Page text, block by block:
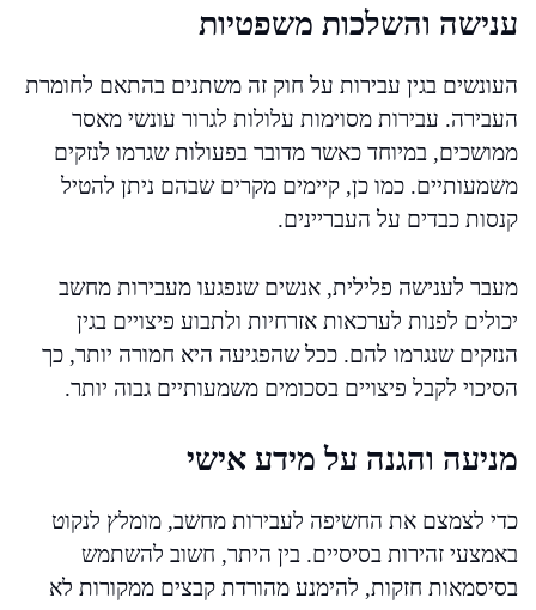
ענישה והשלכות משפטיות
העונשים בגין עבירות על חוק זה משתנים בהתאם לחומרת
העבירה. עבירות מסוימות עלולות לגרור עונשי מאסר
ממושכים, במיוחד כאשר מדובר בפעולות שגרמו לנזקים
משמעותיים. כמו כן, קיימים מקרים שבהם ניתן להטיל
קנסות כבדים על העבריינים.
מעבר לענישה פלילית, אנשים שנפגעו מעבירות מחשב
יכולים לפנות לערכאות אזרחיות ולתבוע פיצויים בגין
הנזקים שנגרמו להם. ככל שהפגיעה היא חמורה יותר, כך
הסיכוי לקבל פיצויים בסכומים משמעותיים גבוה יותר.
מניעה והגנה על מידע אישי
כדי לצמצם את החשיפה לעבירות מחשב, מומלץ לנקוט
באמצעי זהירות בסיסיים. בין היתר, חשוב להשתמש
בסיסמאות חזקות, להימנע מהורדת קבצים ממקורות לא